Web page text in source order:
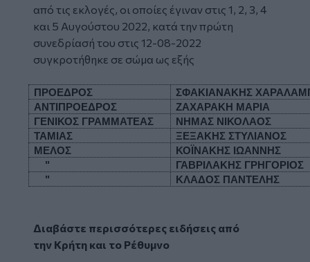
από τις εκλογές, οι οποίες έγιναν στις 1, 2, 3, 4
και 5 Αυγούστου 2022, κατά την πρώτη
συνεδρίασή του στις 12-08-2022
συγκροτήθηκε σε σώμα ως εξής
ΠΡΟΕΔΡΟΣ
ΣΦΑΚΙΑΝΑΚΗΣ
ΑΝΤΙΠΡΟΕΔΡΟΣ
ΖΑΧΑΡΑΚΗ ΜΑΡΙΑ
ΓΕΝΙΚΟΣ ΓΡΑΜΜΑΤΕΑΣ
ΝΗΜΑΣ ΝΙΚΟΛΑΟΣ
ΤΑΜΙΑΣ
ΞΕΞΑΚΗΣ ΣΤΥΛΙΑΝΟΣ
ΜΕΛΟΣ
ΚΟΪΝΑΚΗΣ ΙΩΑΝΝΗΣ
"
ΓΑΒΡΙΛΑΚΗΣ ΓΡΗΓΟΡΙΟΣ
"
ΚΛΑΔΟΣ ΠΑΝΤΕΛΗΣ
Διαβάστε περισσότερες ειδήσεις από
την Κρήτη και το Ρέθυμνο